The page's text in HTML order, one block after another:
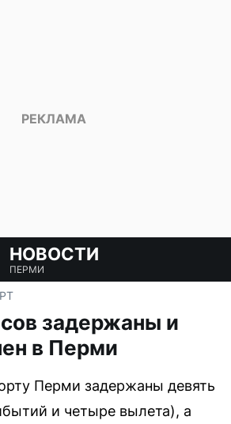
НОВОСТИ
ПЕРМИ
задержаны и
в Перми
Перми задержаны девять
и четыре вылета), а